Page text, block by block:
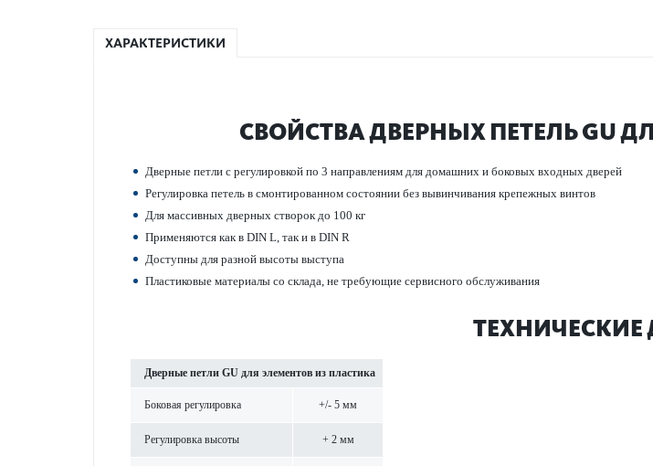
ХАРАКТЕРИСТИКИ
СВОЙСТВА ДВЕРНЫХ ПЕТЕЛЬ GU
Дверные петли с регулировкой по 3 направ­лениям для дом­ашних и боковых входных дверей
Регулировка петель в смонтированном сос­тоянии без вывинчивания крепежных винтов
Для масс­ивных дверных створок до 100 кг
Применяются как в DIN L, так и в DIN R
Дос­тупны для разной высоты выступа
Пла­сти­к­овые матер­иалы со склада, не требующие серв­исного обслуживания
Дверные петли GU для элементов из пла­стика
Боковая регулировка +/- 5 мм
Регулировка высоты + 2 мм